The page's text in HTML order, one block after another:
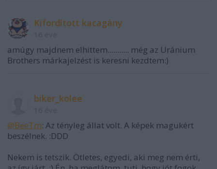
Kifordított kacagány
amúgy majdnem elhittem........... még az Uránium
Brothers márkajelzést is keresni kezdtem:)
biker_kolee
@BeeTm: Az tényleg állat volt. A képek magukért
beszélnek. :DDD
Nekem is tetszik. Ötletes, egyedi, aki meg nem érti,